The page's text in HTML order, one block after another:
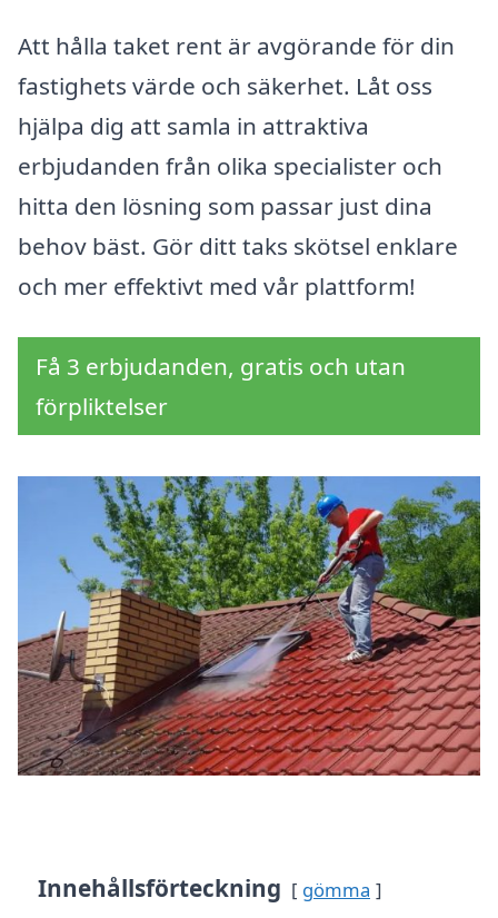
Att hålla taket rent är avgörande för din
fastighets värde och säkerhet. Låt oss
hjälpa dig att samla in attraktiva
erbjudanden från olika specialister och
hitta den lösning som passar just dina
behov bäst. Gör ditt taks skötsel enklare
och mer effektivt med vår plattform!
Få 3 erbjudanden, gratis och utan
förpliktelser
Innehållsförteckning gömma